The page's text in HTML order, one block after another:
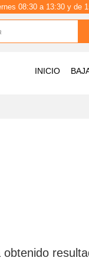
08:30 a 13:30 y de
INICIO